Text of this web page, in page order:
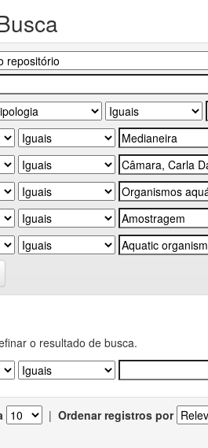
o resultado de busca.
| Ordenar registros por